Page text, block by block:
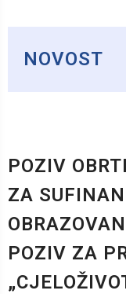
NOVOST
POZIV
ZA
POZIV ZA